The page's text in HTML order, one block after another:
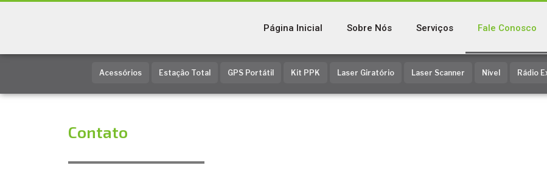
Página Inicial Sobre Nós Serviços Fale Conosco
Acessórios Estação Total GPS Portátil Kit PPK Laser Giratório Laser Scanner Nível Rádio
Contato